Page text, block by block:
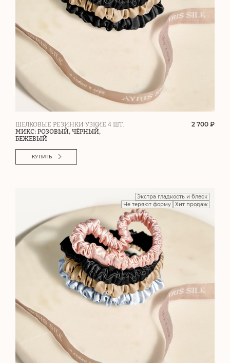
ШЕЛКОВЫЕ РЕЗИНКИ УЗКИЕ 4 ШТ.
МИКС: РОЗОВЫЙ, ЧЁРНЫЙ,
БЕЖЕВЫЙ
2 700 ₽
КУПИТЬ
Экстра гладкость и блеск
Не теряют форму
Хит продаж